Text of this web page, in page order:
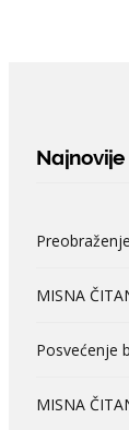
Najnovije
MISNA
Posvećenje
MISNA